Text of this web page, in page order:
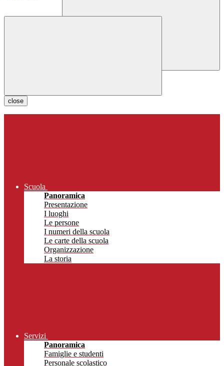
close
Scuola
Panoramica
Presentazione
I luoghi
Le persone
I numeri della scuola
Le carte della scuola
Organizzazione
La storia
Servizi
Panoramica
Famiglie e studenti
Personale scolastico